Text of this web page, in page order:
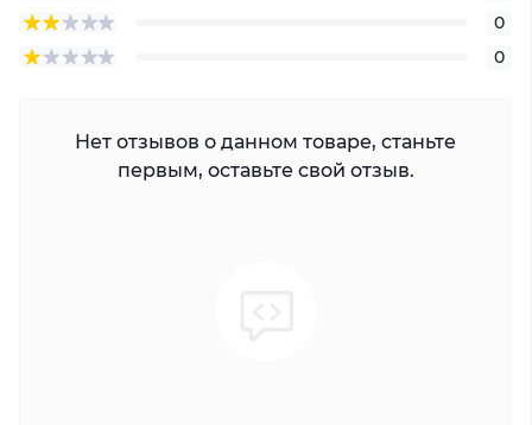
0
0
Нет отзывов о данном товаре, станьте
первым, оставьте свой отзыв.